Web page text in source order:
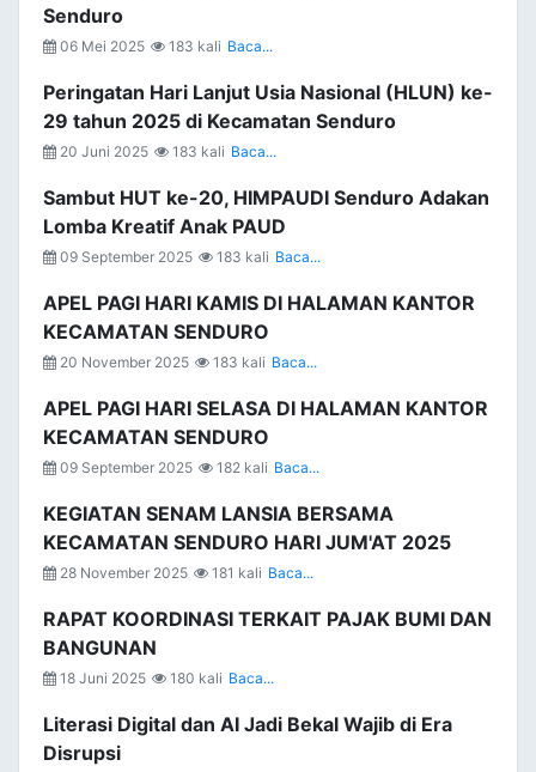
Senduro
06 Mei 2025 183 kali Baca...
Peringatan Hari Lanjut Usia Nasional (HLUN) ke-
29 tahun 2025 di Kecamatan Senduro
20 Juni 2025 183 kali Baca...
Sambut HUT ke-20, HIMPAUDI Senduro Adakan
Lomba Kreatif Anak PAUD
09 September 2025 183 kali Baca...
APEL PAGI HARI KAMIS DI HALAMAN KANTOR
KECAMATAN SENDURO
20 November 2025 183 kali Baca...
APEL PAGI HARI SELASA DI HALAMAN KANTOR
KECAMATAN SENDURO
09 September 2025 182 kali Baca...
KEGIATAN SENAM LANSIA BERSAMA
KECAMATAN SENDURO HARI JUM'AT 2025
28 November 2025 181 kali Baca...
RAPAT KOORDINASI TERKAIT PAJAK BUMI DAN
BANGUNAN
18 Juni 2025 180 kali Baca...
Literasi Digital dan AI Jadi Bekal Wajib di Era
Disrupsi